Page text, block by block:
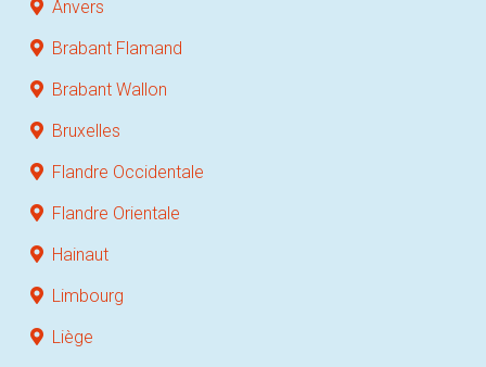
Anvers
Brabant Flamand
Brabant Wallon
Bruxelles
Flandre Occidentale
Flandre Orientale
Hainaut
Limbourg
Liège